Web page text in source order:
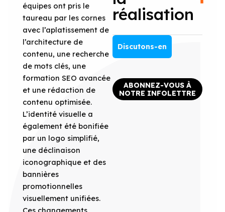
équipes ont pris le
taureau par les cornes
avec l’aplatissement de
l’architecture de
contenu, une recherche
de mots clés, une
formation SEO avancée
et une rédaction de
contenu optimisée.
L’identité visuelle a
également été bonifiée
par un logo simplifié,
une déclinaison
iconographique et des
bannières
promotionnelles
visuellement unifiées.
Ces changements
réalisation
Discutons-en
ABONNEZ-VOUS À
NOTRE INFOLETTRE